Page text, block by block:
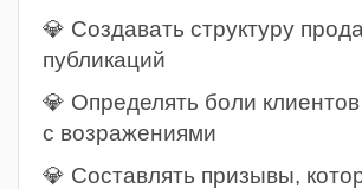
💎 Создавать структуру
публикаций
💎 Определять боли
с возражениями
💎 Составлять призывы,